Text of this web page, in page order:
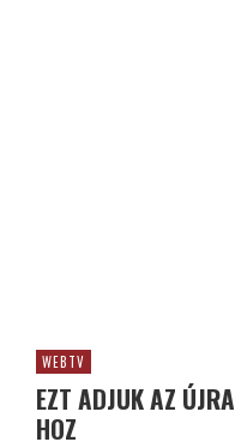
WEBTV
EZT ADJUK AZ
HOZ